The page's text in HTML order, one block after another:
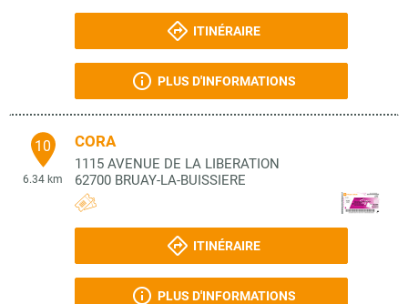
ITINÉRAIRE
PLUS D'INFORMATIONS
10
6.34 km
CORA
1115 AVENUE DE LA LIBERATION
62700 BRUAY-LA-BUISSIERE
ITINÉRAIRE
PLUS D'INFORMATIONS